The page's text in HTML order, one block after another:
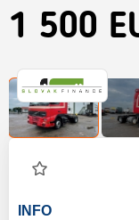
1 500
INFO